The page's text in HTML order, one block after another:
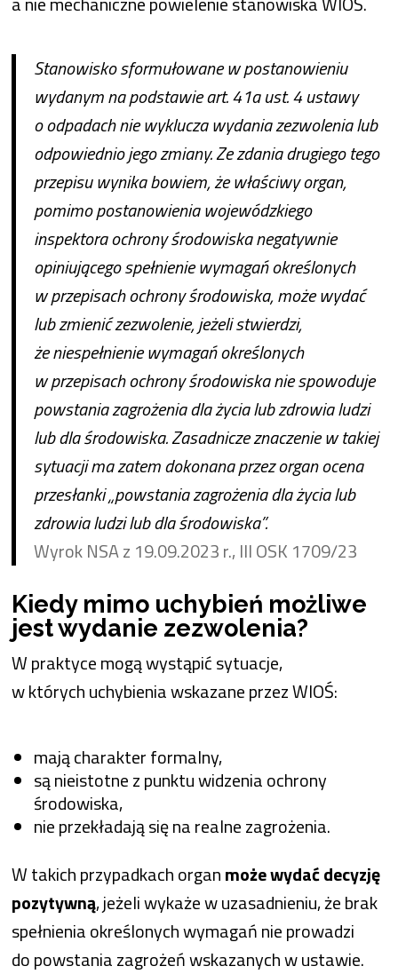
Stanowisko sformułowane w postanowieniu
wydanym na podstawie art. 41a ust. 4 ustawy
o odpadach nie wyklucza wydania zezwolenia lub
odpowiednio jego zmiany. Ze zdania drugiego tego
przepisu wynika bowiem, że właściwy organ,
pomimo postanowienia wojewódzkiego
inspektora ochrony środowiska negatywnie
opiniującego spełnienie wymagań określonych
w przepisach ochrony środowiska, może wydać
lub zmienić zezwolenie, jeżeli stwierdzi,
że niespełnienie wymagań określonych
w przepisach ochrony środowiska nie spowoduje
powstania zagrożenia dla życia lub zdrowia ludzi
lub dla środowiska. Zasadnicze znaczenie w takiej
sytuacji ma zatem dokonana przez organ ocena
przesłanki „powstania zagrożenia dla życia lub
zdrowia ludzi lub dla środowiska”.
Wyrok NSA z 19.09.2023 r., III OSK 1709/23
Kiedy mimo uchybień możliwe
jest wydanie zezwolenia?
W praktyce mogą wystąpić sytuacje,
w których uchybienia wskazane przez WIOŚ:
mają charakter formalny,
są nieistotne z punktu widzenia ochrony
środowiska,
nie przekładają się na realne zagrożenia.
W takich przypadkach organmoże wydać decyzję
pozytywną, jeżeli wykaże w uzasadnieniu, że brak
spełnienia określonych wymagań nie prowadzi
do powstania zagrożeń wskazanych w ustawie.